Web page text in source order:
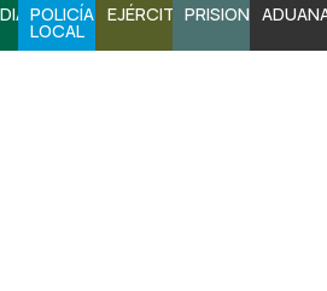
POLICÍA
LOCAL
EJÉRCITOPRISIONES